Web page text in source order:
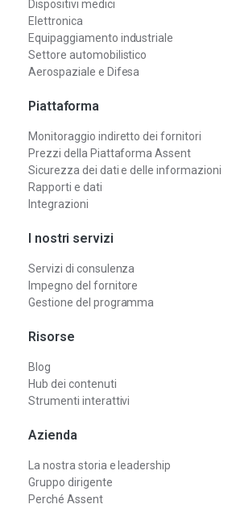
Dispositivi medici
Elettronica
Equipaggiamento industriale
Settore automobilistico
Aerospaziale e Difesa
Piattaforma
Monitoraggio indiretto dei fornitori
Prezzi della Piattaforma Assent
Sicurezza dei dati e delle informazioni
Rapporti e dati
Integrazioni
I nostri servizi
Servizi di consulenza
Impegno del fornitore
Gestione del programma
Risorse
Blog
Hub dei contenuti
Strumenti interattivi
Azienda
La nostra storia e leadership
Gruppo dirigente
Perché Assent